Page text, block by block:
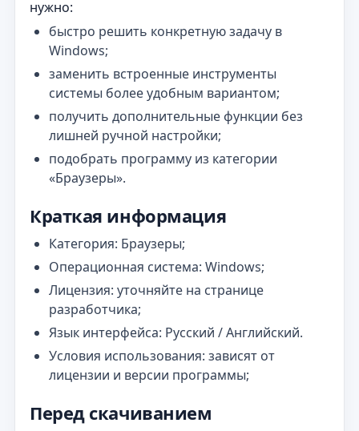
нужно:
быстро решить конкретную задачу в
Windows;
заменить встроенные инструменты
системы более удобным вариантом;
получить дополнительные функции без
лишней ручной настройки;
подобрать программу из категории
«Браузеры».
Краткая информация
Категория: Браузеры;
Операционная система: Windows;
Лицензия: уточняйте на странице
разработчика;
Язык интерфейса: Русский / Английский.
Условия использования: зависят от
лицензии и версии программы;
Перед скачиванием